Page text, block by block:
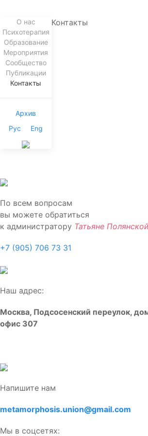
О нас
Психотерапия
Образование
Мероприятия
Сообщество
Публикации
Контакты
Архив
Рус
Eng
Контакты
По всем вопросам
вы можете обратиться
к администратору Татьяне Полянской
+7 (905) 706 73 31
Наш адрес:
Москва, Подсосенский переулок,
офис 307
Напишите нам
metamorphosis.union@gmail.com
Мы в соцсетях: